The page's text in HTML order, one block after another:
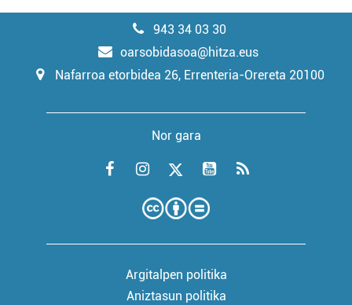
943 34 03 30
oarsobidasoa@hitza.eus
Nafarroa etorbidea 26, Errenteria-Orereta 20100
Nor gara
Argitalpen politika
Aniztasun politika